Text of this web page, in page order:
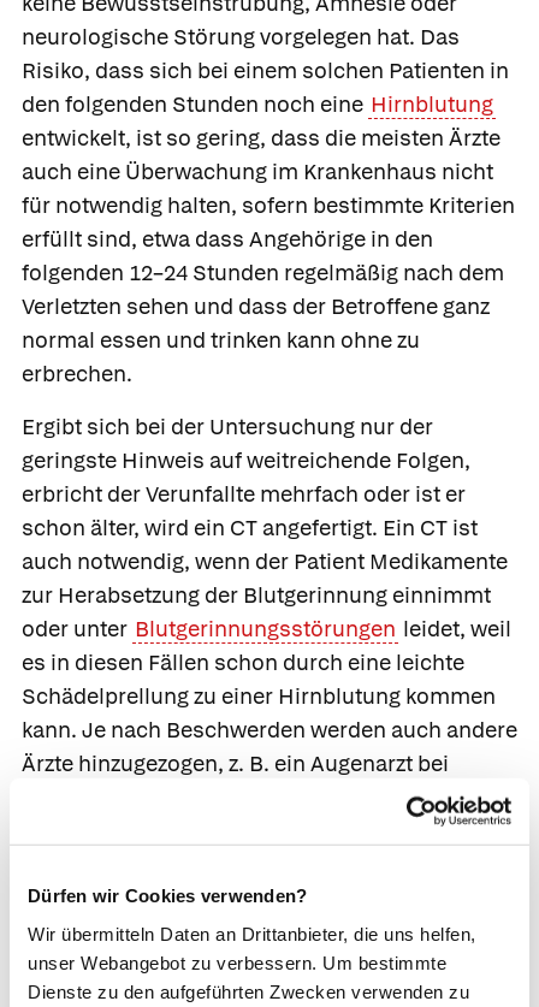
Dürfen wir Cookies verwenden?
Wir übermitteln Daten an Drittanbieter, die uns helfen,
unser Webangebot zu verbessern. Um bestimmte
Dienste zu den aufgeführten Zwecken verwenden zu
neurologische Störung vorgelegen hat. Das
Risiko, dass sich bei einem solchen Patienten in
den folgenden Stunden noch eine Hirnblutung
entwickelt, ist so gering, dass die meisten Ärzte
auch eine Überwachung im Krankenhaus nicht
für notwendig halten, sofern bestimmte Kriterien
erfüllt sind, etwa dass Angehörige in den
folgenden 12–24 Stunden regelmäßig nach dem
Verletzten sehen und dass der Betroffene ganz
normal essen und trinken kann ohne zu
erbrechen.
Ergibt sich bei der Untersuchung nur der
geringste Hinweis auf weitreichende Folgen,
erbricht der Verunfallte mehrfach oder ist er
schon älter, wird ein CT angefertigt. Ein CT ist
auch notwendig, wenn der Patient Medikamente
zur Herabsetzung der Blutgerinnung einnimmt
oder unter Blutgerinnungsstörungen leidet, weil
es in diesen Fällen schon durch eine leichte
Schädelprellung zu einer Hirnblutung kommen
kann. Je nach Beschwerden werden auch andere
Ärzte hinzugezogen, z. B. ein Augenarzt bei
Bei unklarem Unfallhergang versuchen die Ärzte,
die Unfallursache mit weiteren Untersuchungen
nachfolgender Gehirnerschütterung z. B. auch
Herzrhythmusstörungen oder eine